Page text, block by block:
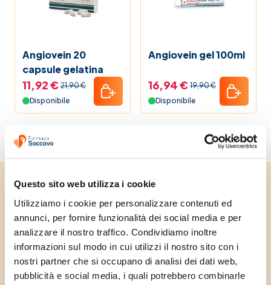
Questo sito web utilizza i cookie
Utilizziamo i cookie per personalizzare contenuti ed
annunci, per fornire funzionalità dei social media e per
analizzare il nostro traffico. Condividiamo inoltre
informazioni sul modo in cui utilizzi il nostro sito con i
nostri partner che si occupano di analisi dei dati web,
pubblicità e social media, i quali potrebbero combinarle
Naturopatia
Promozioni
Vitamina C
La nostra linea
Guide alla salute
Black Friday 2025 Farmacia Soccavo
Pet bestseller
Angiovein 20
capsule gelatina
11,92 € 21,90 €
Disponibile
Angiovein gel 100ml
16,94 € 19,90 €
Disponibile
Unisciti alla community e
ricevi subito uno
sconto di benvenuto
Iscriviti alla nostra newsletter e ricevi subito